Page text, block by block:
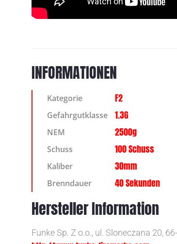
INFORMATIONEN
Kategorie F2
Gefahrgutklasse 1.3G
NEM 2500g
Schuss 100 Schuss
Kaliber 30mm
Brenndauer 40 Sekunden
Hersteller Information
Funke Sp. Z o.o., ul. Sloneczana 20,